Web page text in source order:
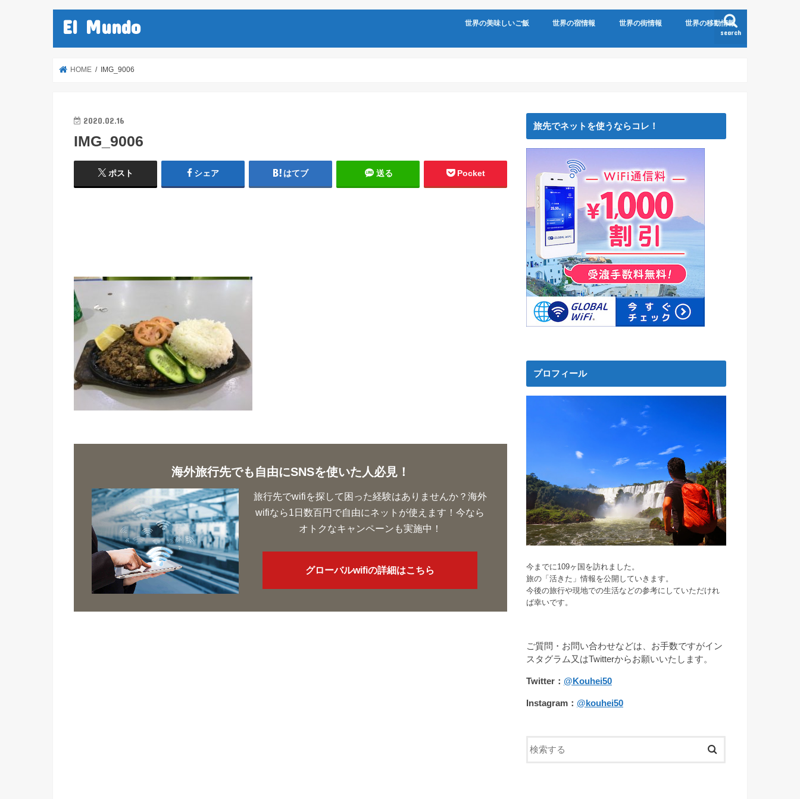
El Mundo search
世界の美味しいご飯 世界の宿情報 世界の街情報 世界の移動情報
HOME IMG_9006
2020.02.16
IMG_9006
ポスト シェア はてブ 送る Pocket
海外旅行先でも自由にSNSを使いた人必見！
旅行先でwifiを探して困った経験はありませんか？海外
wifiなら1日数百円で自由にネットが使えます！今なら
オトクなキャンペーンも実施中！
グローバルwifiの詳細はこちら
旅先でネットを使うならコレ！
プロフィール
今までに109ヶ国を訪れました。
旅の「活きた」情報を公開していきます。
今後の旅行や現地での生活などの参考にしていただけれ
ば幸いです。
ご質問・お問い合わせなどは、お手数ですがイン
スタグラム又はTwitterからお願いいたします。
Twitter： @Kouhei50
Instagram： @kouhei50